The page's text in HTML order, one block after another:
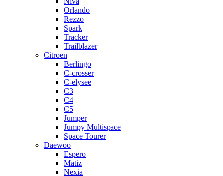
Orlando
Rezzo
Spark
Tracker
Trailblazer
Citroen
Berlingo
C-crosser
C-elysee
C3
C4
C5
Jumper
Jumpy Multispace
Space Tourer
Daewoo
Espero
Matiz
Nexia